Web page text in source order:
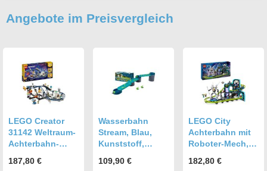
Angebote im Preisvergleich
LEGO Creator
31142 Weltraum-
Achterbahn-
Weltraumrakete,
187,80 €
Wasserbahn
Stream, Blau,
Kunststoff,
Outdoor
109,90 €
LEGO City
Achterbahn mit
Roboter-Mech,
Vergnügungspar
182,80 €